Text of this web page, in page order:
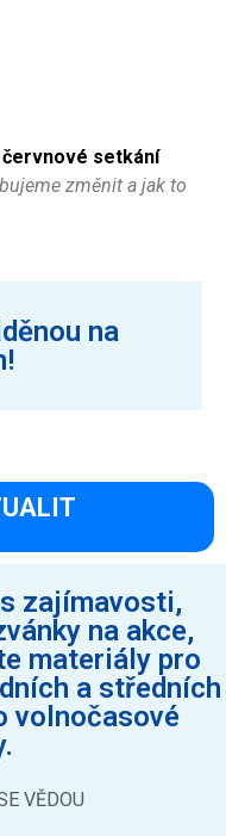
červnové setkání
změnit a jak to
na
zajímavosti,
na akce,
materiály pro
a středních
volnočasové
VĚDOU